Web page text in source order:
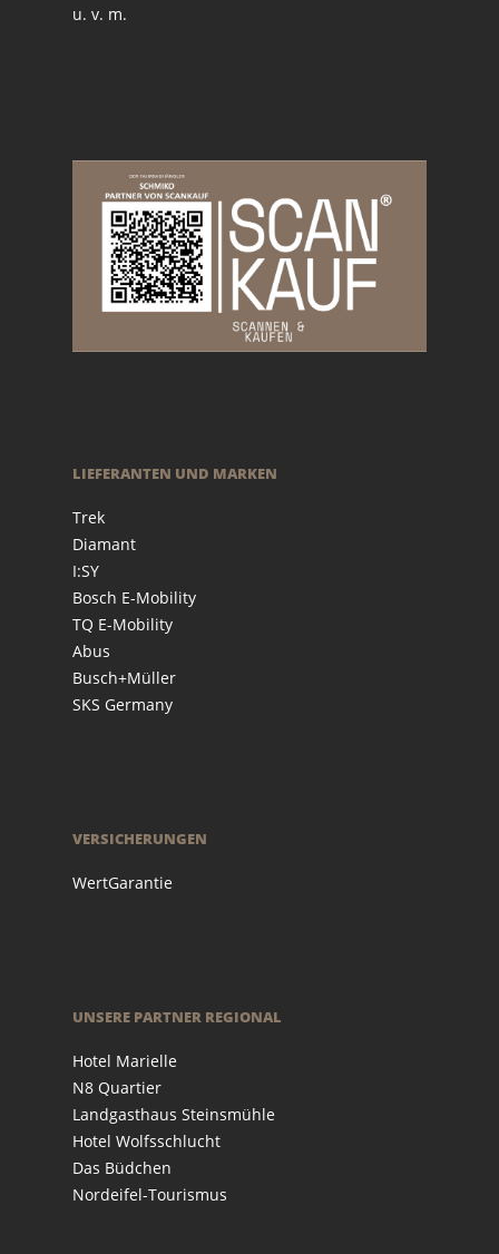
u. v. m.
LIEFERANTEN UND MARKEN
Trek
Diamant
I:SY
Bosch E-Mobility
TQ E-Mobility
Abus
Busch+Müller
SKS Germany
VERSICHERUNGEN
WertGarantie
UNSERE PARTNER REGIONAL
Hotel Marielle
N8 Quartier
Landgasthaus Steinsmühle
Hotel Wolfsschlucht
Das Büdchen
Nordeifel-Tourismus